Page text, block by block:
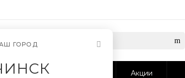
ГОРОД
Акции